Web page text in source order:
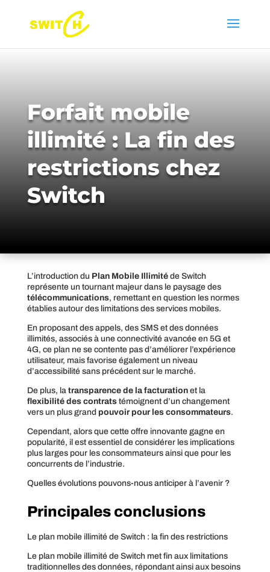
Forfait mobile
illimité : La fin des
restrictions chez
Switch
L’introduction du Plan Mobile Illimitéde Switch
représente un tournant majeur dans le paysage des
télécommunications, remettant en question les normes
établies autour des limitations des services mobiles.
En proposant des appels, des SMS et des données
illimités, associés à une connectivité avancée en 5G et
4G, ce plan ne se contente pas d’améliorer l’expérience
utilisateur, mais favorise également un niveau
d’accessibilité sans précédent sur le marché.
De plus, la transparence de la facturationet la
flexibilité des contratstémoignent d’un changement
vers un plus grand pouvoir pour les consommateurs.
Cependant, alors que cette offre innovante gagne en
popularité, il est essentiel de considérer les implications
plus larges pour les consommateurs ainsi que pour les
concurrents de l’industrie.
Quelles évolutions pouvons-nous anticiper à l’avenir ?
Principales conclusions
Le plan mobile illimité de Switch : la fin des restrictions
Le plan mobile illimité de Switch met fin aux limitations
traditionnelles des données, répondant ainsi aux besoins